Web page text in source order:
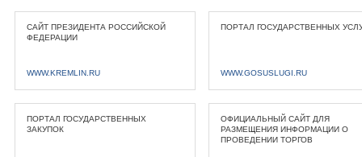
САЙТ ПРЕЗИДЕНТА РОССИЙСКОЙ
ФЕДЕРАЦИИ
WWW.KREMLIN.RU
ПОРТАЛ ГОСУДАРСТВЕННЫХ
WWW.GOSUSLUGI.RU
ПОРТАЛ ГОСУДАРСТВЕННЫХ
ЗАКУПОК
ОФИЦИАЛЬНЫЙ САЙТ ДЛЯ
РАЗМЕЩЕНИЯ ИНФОРМАЦИИ О
ПРОВЕДЕНИИ ТОРГОВ